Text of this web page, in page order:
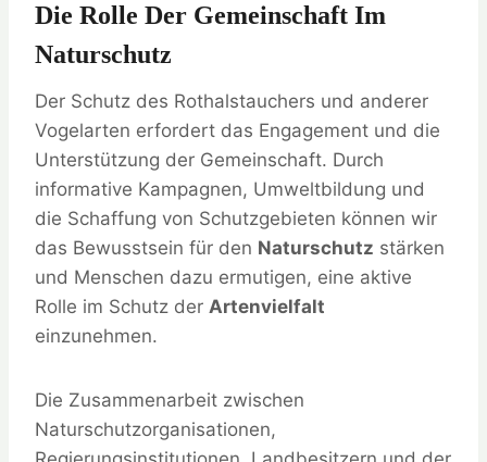
Die Rolle Der Gemeinschaft Im
Naturschutz
Der Schutz des Rothalstauchers und anderer
Vogelarten erfordert das Engagement und die
Unterstützung der Gemeinschaft. Durch
informative Kampagnen, Umweltbildung und
die Schaffung von Schutzgebieten können wir
das Bewusstsein für den Naturschutz stärken
und Menschen dazu ermutigen, eine aktive
Rolle im Schutz der Artenvielfalt
einzunehmen.
Die Zusammenarbeit zwischen
Naturschutzorganisationen,